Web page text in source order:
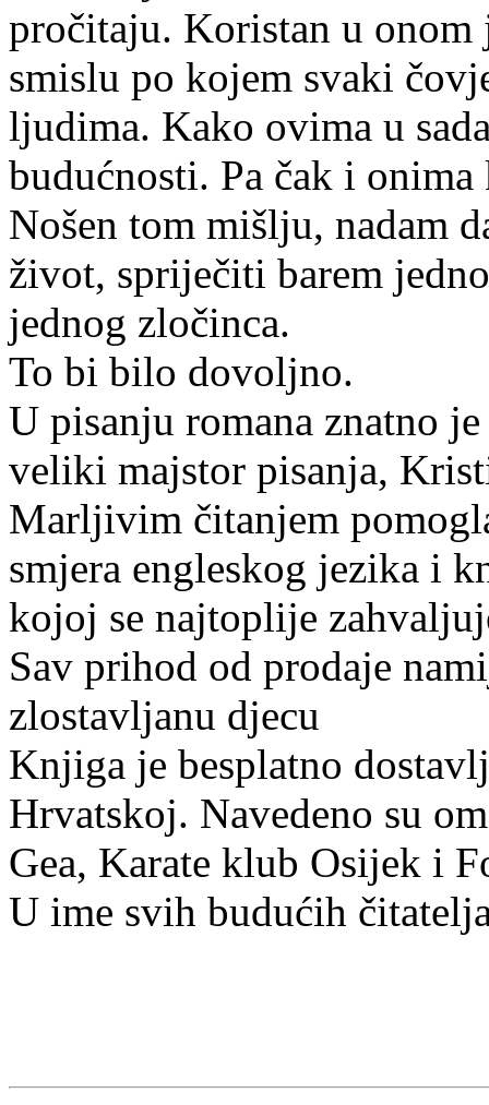
pročitaju. Koristan u
smislu po kojem svaki
ljudima. Kako ovima u
budućnosti. Pa čak i
Nošen tom mišlju, nadam
život, spriječiti barem
jednog zločinca.
To bi bilo dovoljno.
U pisanju romana znatno
veliki majstor pisanja,
Marljivim čitanjem
smjera engleskog jezika i
kojoj se najtoplije
Sav prihod od prodaje
zlostavljanu djecu
Knjiga je besplatno
Hrvatskoj. Navedeno su
Gea, Karate klub Osijek i
U ime svih budućih